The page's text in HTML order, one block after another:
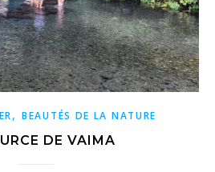
,BEAUTÉS DE LA NATURE
DE VAIMA